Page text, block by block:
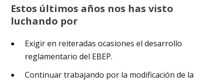
Estos últimos años nos has visto
luchando por
Exigir en reiteradas ocasiones el desarrollo
reglamentario del EBEP.
Continuar trabajando por la modificación de la